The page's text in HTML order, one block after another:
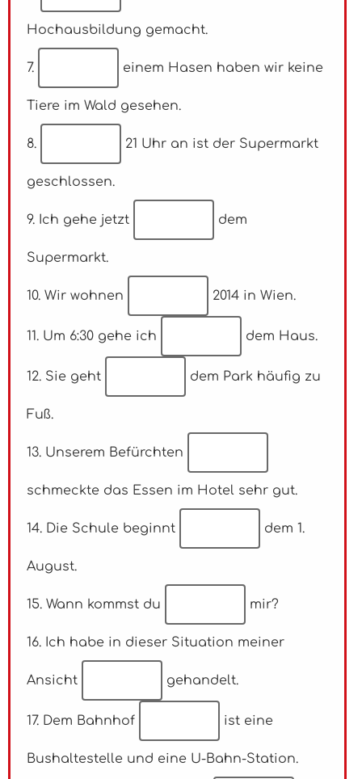
Hochausbildung gemacht.
7. einem Hasen haben wir keine
Tiere im Wald gesehen.
8. 21 Uhr an ist der Supermarkt
geschlossen.
9. Ich gehe jetzt dem
Supermarkt.
10. Wir wohnen 2014 in Wien.
11. Um 6:30 gehe ich dem Haus.
12. Sie geht dem Park häufig zu
Fuß.
13. Unserem Befürchten
schmeckte das Essen im Hotel sehr gut.
14. Die Schule beginnt dem 1.
August.
15. Wann kommst du mir?
16. Ich habe in dieser Situation meiner
Ansicht gehandelt.
17. Dem Bahnhof ist eine
Bushaltestelle und eine U-Bahn-Station.